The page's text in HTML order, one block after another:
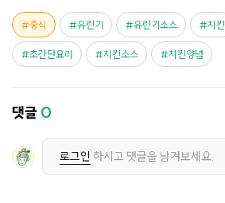
중식 유린기 유린기소스 치킨
초간단요리 치킨소스 치킨양념
댓글 0
로그인 하시고 댓글을 남겨보세요.